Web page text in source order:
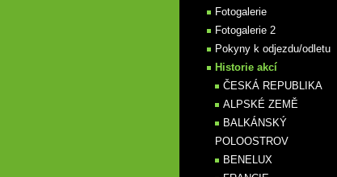
Fotogalerie
Fotogalerie 2
Pokyny k odjezdu/odletu
Historie akcí
ČESKÁ REPUBLIKA
ALPSKÉ ZEMĚ
BALKÁNSKÝ
POLOOSTROV
BENELUX